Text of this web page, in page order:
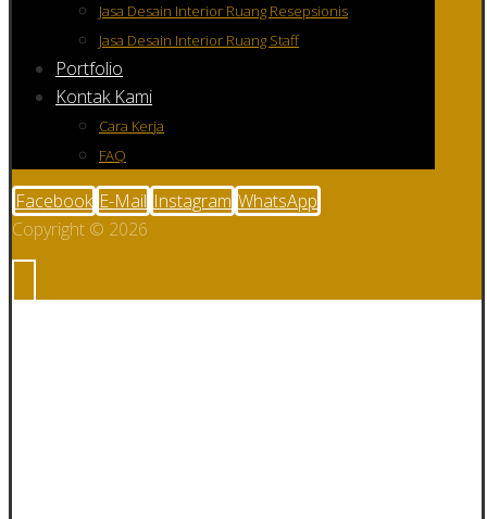
Jasa Desain Interior Ruang Resepsionis
Jasa Desain Interior Ruang Staff
Portfolio
Kontak Kami
Cara Kerja
FAQ
Facebook E-Mail Instagram WhatsApp
Copyright © 2026